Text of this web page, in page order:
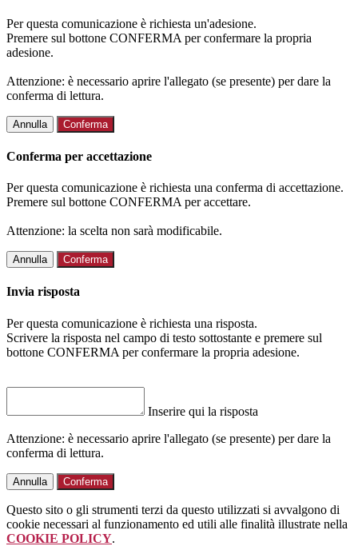
Per questa comunicazione è richiesta un'adesione.
Premere sul bottone CONFERMA per confermare la propria
adesione.
Attenzione: è necessario aprire l'allegato (se presente) per dare la
conferma di lettura.
Annulla Conferma
Conferma per accettazione
Per questa comunicazione è richiesta una conferma di accettazione.
Premere sul bottone CONFERMA per accettare.
Attenzione: la scelta non sarà modificabile.
Annulla Conferma
Invia risposta
Per questa comunicazione è richiesta una risposta.
Scrivere la risposta nel campo di testo sottostante e premere sul
bottone CONFERMA per confermare la propria adesione.
Inserire qui la risposta
Attenzione: è necessario aprire l'allegato (se presente) per dare la
conferma di lettura.
Annulla Conferma
Questo sito o gli strumenti terzi da questo utilizzati si avvalgono di
cookie necessari al funzionamento ed utili alle finalità illustrate nella
COOKIE POLICY.